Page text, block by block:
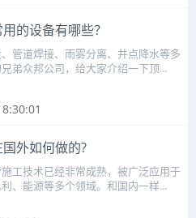
的设备有哪些？
管道焊接、雨雾分离、井点降水等多
弟众邦公司，给大家介绍一下顶...
外如何做的?
工技术已经非常成熟，被广泛应用于
、能源等多个领域。和国内一样...